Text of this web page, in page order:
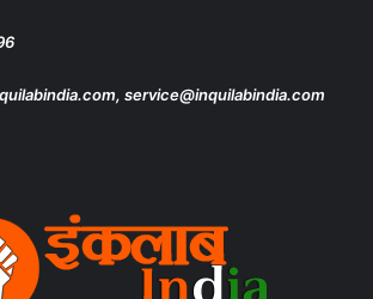
service@inquilabindia.com